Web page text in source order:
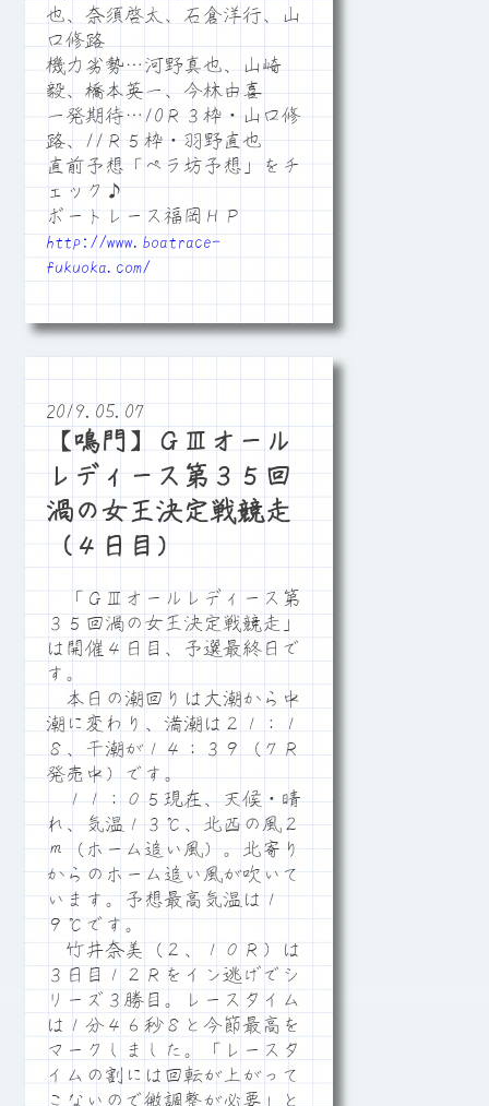
也、奈須啓太、石倉洋行、山
口修路
機力劣勢…河野真也、山崎
毅、橋本英一、今林由喜
一発期待…10Ｒ３枠・山口修
路、11Ｒ５枠・羽野直也
直前予想「ペラ坊予想」をチ
ェック♪
ボートレース福岡ＨＰ
http://www.boatrace-
fukuoka.com/
2019.05.07
【鳴門】ＧⅢオール
レディース第３５回
渦の女王決定戦競走
（４日目）
「ＧⅢオールレディース第
３５回渦の女王決定戦競走」
は開催４日目、予選最終日で
す。
本日の潮回りは大潮から中
潮に変わり、満潮は２１：１
８、干潮が１４：３９（７Ｒ
発売中）です。
１１：０５現在、天候・晴
れ、気温１３℃、北西の風２
ｍ（ホーム追い風）。北寄り
からのホーム追い風が吹いて
います。予想最高気温は１
９℃です。
竹井奈美（２、１０Ｒ）は
３日目１２Ｒをイン逃げでシ
リーズ３勝目。レースタイム
は１分４６秒８と今節最高を
マークしました。「レースタ
イムの割には回転が上がって
こないので微調整が必要」と